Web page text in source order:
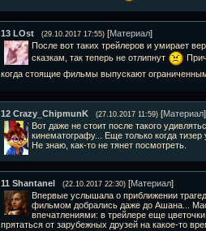
13 LOst (29.10.2017 17:55) [Материал]
После вот таких трейлеров и умирает
сказкам, так теперь не отлипнут
когда стоящие фильмы выпускают
12 Crazy_ChipmunK (27.10.2017 11:59) [Материал]
Вот даже не стоит после такого
кинематографу... Еще только когда
Не знаю, как-то не тянет посмотреть.
11 Shantanel (22.10.2017 22:30) [Материал]
Впервые услышала о приближении
фильмом добрались даже до Ашана...
впечатлениями: в трейлере еще
прятаться от зарубежных друзей на какое-то